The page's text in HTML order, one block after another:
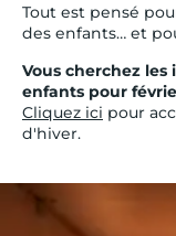
Tout est pensé
des enfants… et
Vous cherchez
enfants pour
Cliquez ici pour
d'hiver.